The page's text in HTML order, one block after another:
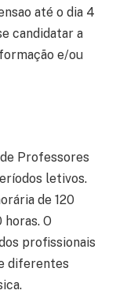
até o dia 4
candidatar a
e/ou
Professores
letivos.
de 120
O
profissionais
diferentes